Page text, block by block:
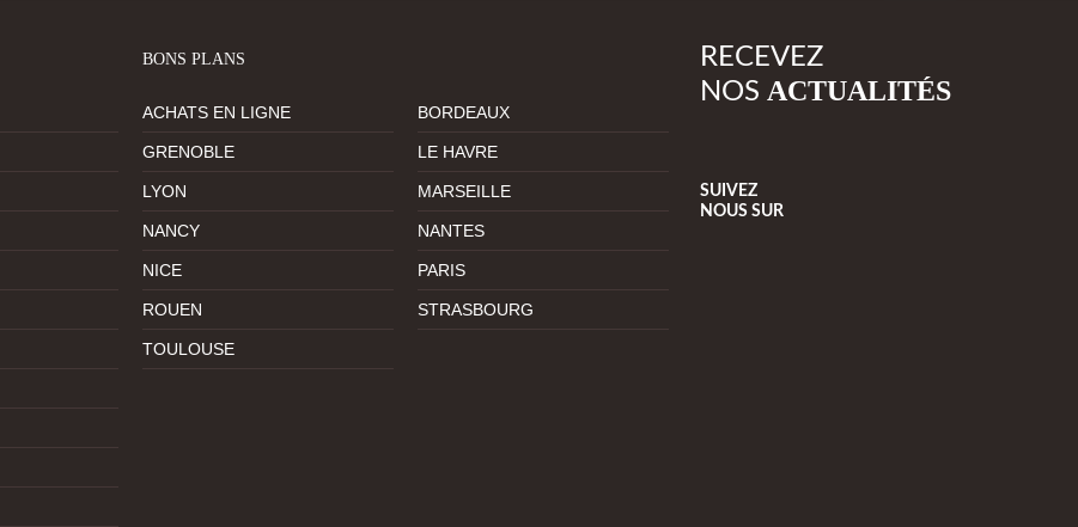
BONS PLANS
ACHATS EN LIGNE BORDEAUX
GRENOBLE LE HAVRE
LYON MARSEILLE
NANCY NANTES
NICE PARIS
ROUEN STRASBOURG
TOULOUSE
RECEVEZ
NOS ACTUALITÉS
SUIVEZ
NOUS SUR